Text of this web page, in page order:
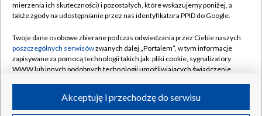
Naziemna Telewizja Cyfrowa
Rada Programowa
System NOS
Informacje o nadawcy
Program dla prasy
Pomoc
Kontakt
Kanały
mierzenia ich skuteczności) i pozostałych, które wskazujemy poniżej, a
także zgody na udostępnianie przez nas identyfikatora PPID do Google.
Twoje dane osobowe zbierane podczas odwiedzania przez Ciebie naszych
poszczególnych serwisówzwanych dalej „Portalem”, w tym informacje
zapisywane za pomocą technologii takich jak: pliki cookie, sygnalizatory
WWW lub innych podobnych technologii umożliwiających świadczenie
ruchu w Internecie.Akceptuję i przechodzę do serwisu